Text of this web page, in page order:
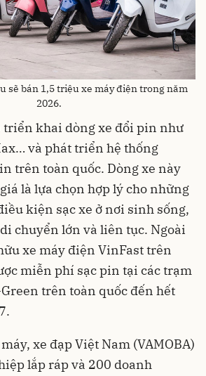
sẽ bán 1,5 triệu xe máy điện trong năm
2026.
triển khai dòng xe đổi pin như
và phát triển hệ thống
trên toàn quốc. Dòng xe này
là lựa chọn hợp lý cho những
kiện sạc xe ở nơi sinh sống,
chuyển lớn và liên tục. Ngoài
xe máy điện VinFast trên
miễn phí sạc pin tại các trạm
trên toàn quốc đến hết
xe đạp Việt Nam (VAMOBA)
lắp ráp và 200 doanh